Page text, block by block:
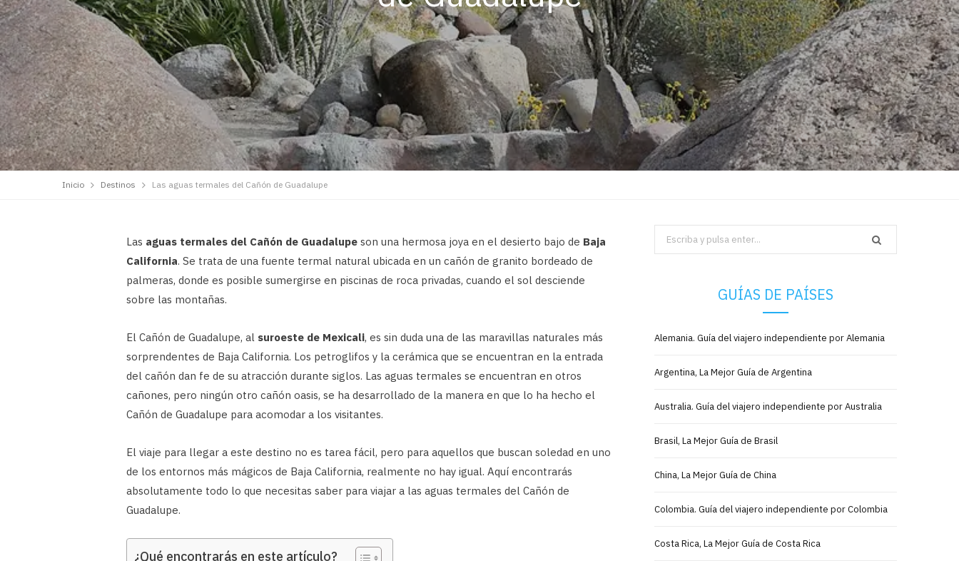
Inicio Destinos Las aguas termales del Cañón de Guadalupe
Las aguas termales del Cañón de Guadalupe son una hermosa joya en el desierto bajo de Baja
California. Se trata de una fuente termal natural ubicada en un cañón de granito bordeado de
palmeras, donde es posible sumergirse en piscinas de roca privadas, cuando el sol desciende
sobre las montañas.
El Cañón de Guadalupe, al suroeste de Mexicali, es sin duda una de las maravillas naturales más
sorprendentes de Baja California. Los petroglifos y la cerámica que se encuentran en la entrada
del cañón dan fe de su atracción durante siglos. Las aguas termales se encuentran en otros
cañones, pero ningún otro cañón oasis, se ha desarrollado de la manera en que lo ha hecho el
Cañón de Guadalupe para acomodar a los visitantes.
El viaje para llegar a este destino no es tarea fácil, pero para aquellos que buscan soledad en uno
de los entornos más mágicos de Baja California, realmente no hay igual. Aquí encontrarás
absolutamente todo lo que necesitas saber para viajar a las aguas termales del Cañón de
Guadalupe.
¿Qué encontrarás en este artículo?
Search
for:
GUÍAS DE PAÍSES
Alemania. Guía del viajero independiente por Alemania
Argentina, La Mejor Guía de Argentina
Australia. Guía del viajero independiente por Australia
Brasil, La Mejor Guía de Brasil
China, La Mejor Guía de China
Colombia. Guía del viajero independiente por Colombia
Costa Rica, La Mejor Guía de Costa Rica